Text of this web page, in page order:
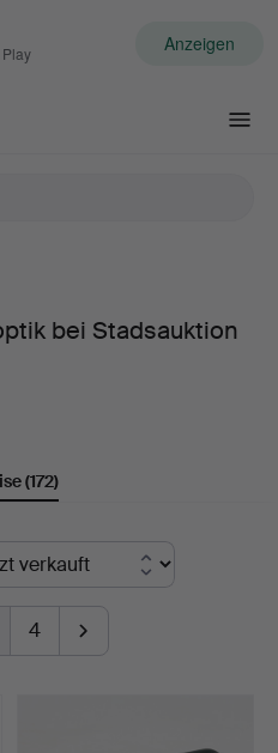
Anzeigen
bei Stadsauktion
(172)
4